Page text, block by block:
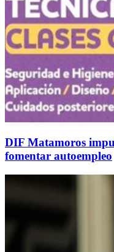
DIF Matamoros
fomentar autoempleo